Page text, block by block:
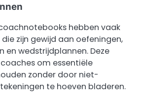
hebben vaak
zijn gewijd aan oefeningen,
en wedstrijdplannen. Deze
om essentiële
zonder door niet-
te hoeven bladeren.